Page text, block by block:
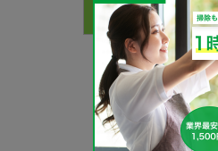
家事代行